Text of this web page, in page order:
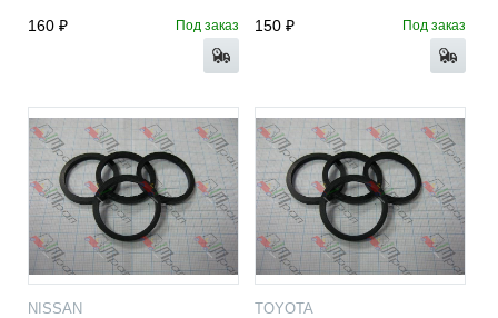
160 Под заказ 150 Под заказ
NISSAN
TOYOTA